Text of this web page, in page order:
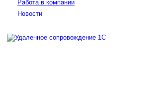
Работа в компании
Новости